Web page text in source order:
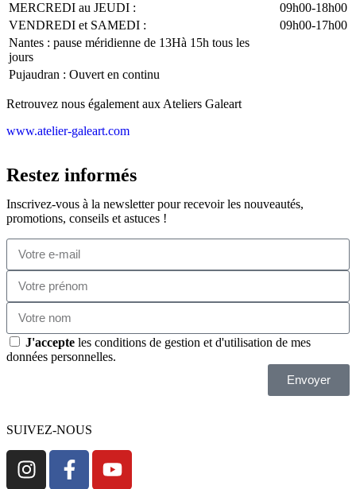
MERCREDI au JEUDI :
09h00-18h00
VENDREDI et SAMEDI :
09h00-17h00
Nantes : pause méridienne de 13Hà 15h tous les
jours
Pujaudran : Ouvert en continu
Retrouvez nous également aux Ateliers Galeart
www.atelier-galeart.com
Restez informés
Inscrivez-vous à la newsletter pour recevoir les nouveautés,
promotions, conseils et astuces !
J'accepte les conditions de gestion et d'utilisation de mes
données personnelles.
Envoyer
SUIVEZ-NOUS